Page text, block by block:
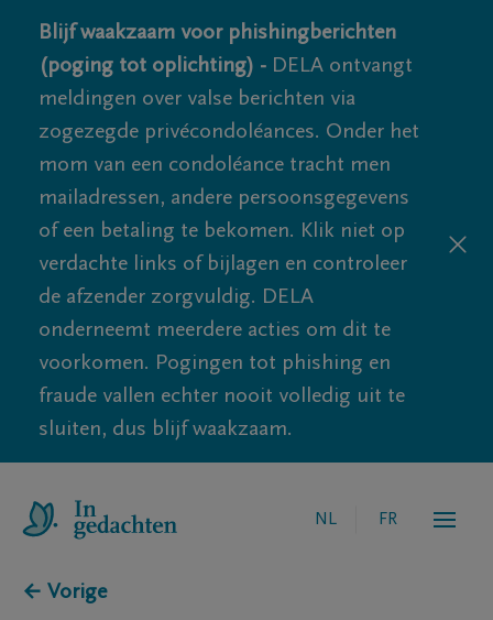
Blijf waakzaam voor phishingberichten
(poging tot oplichting) - DELA ontvangt
meldingen over valse berichten via
zogezegde privécondoléances. Onder het
mom van een condoléance tracht men
mailadressen, andere persoonsgegevens
of een betaling te bekomen. Klik niet op
verdachte links of bijlagen en controleer
de afzender zorgvuldig. DELA
onderneemt meerdere acties om dit te
voorkomen. Pogingen tot phishing en
fraude vallen echter nooit volledig uit te
sluiten, dus blijf waakzaam.
NL FR
← Vorige